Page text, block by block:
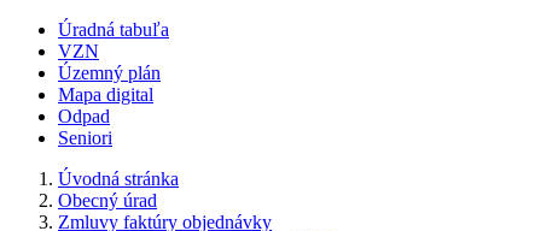
Úradná tabuľa
VZN
Územný plán
Mapa digital
Odpad
Seniori
Úvodná stránka
Obecný úrad
Zmluvy faktúry objednávky